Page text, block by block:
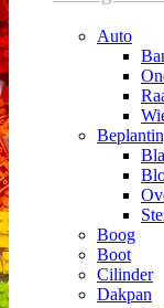
Auto
Boog
Boot
Cilinder
Dakpan